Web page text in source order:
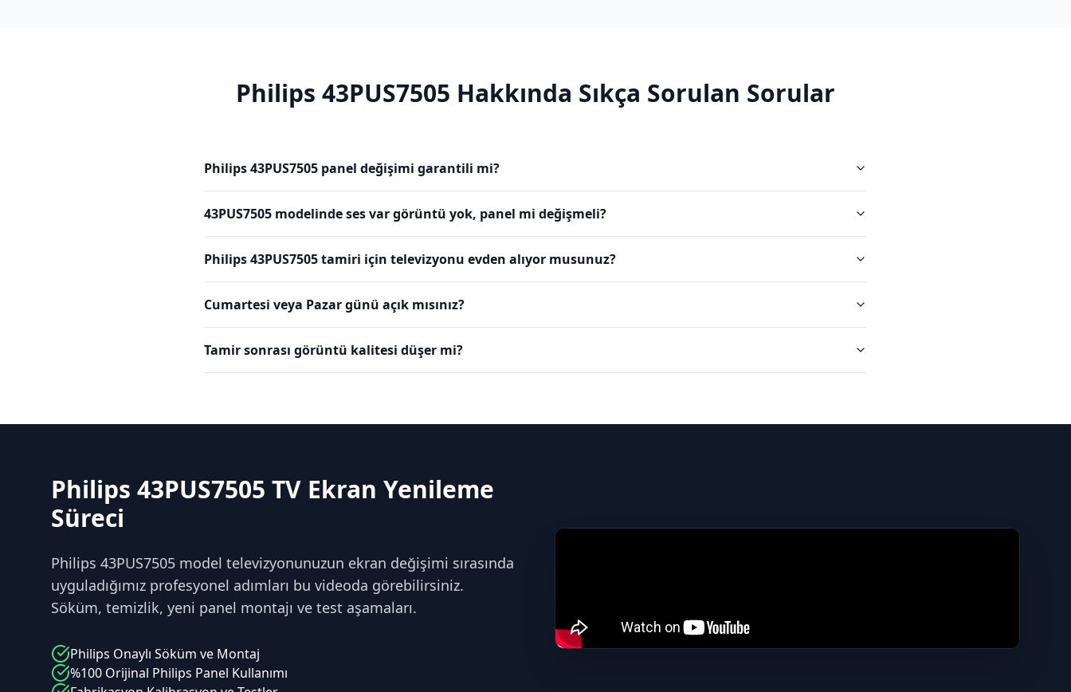
Philips 43PUS7505 Hakkında Sıkça Sorulan Sorular
Philips 43PUS7505 panel değişimi garantili mi?
43PUS7505 modelinde ses var görüntü yok, panel mi değişmeli?
Philips 43PUS7505 tamiri için televizyonu evden alıyor musunuz?
Cumartesi veya Pazar günü açık mısınız?
Tamir sonrası görüntü kalitesi düşer mi?
Philips 43PUS7505 TV Ekran Yenileme
Süreci
Philips 43PUS7505 model televizyonunuzun ekran değişimi sırasında
uyguladığımız profesyonel adımları bu videoda görebilirsiniz.
Söküm, temizlik, yeni panel montajı ve test aşamaları.
Philips Onaylı Söküm ve Montaj
%100 Orijinal Philips Panel Kullanımı